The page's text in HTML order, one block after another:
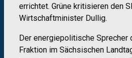
errichtet. Grüne kritisieren den
Wirtschaftminister Dullig.
Der energiepolitische Sprecher
Fraktion im Sächsischen